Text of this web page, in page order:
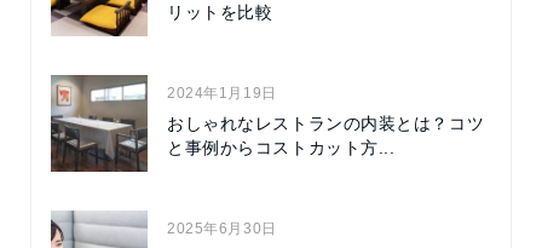
リットを比較
2024年1月19日
おしゃれなレストランの内装とは？コツ
と事例からコストカット方...
2025年6月30日